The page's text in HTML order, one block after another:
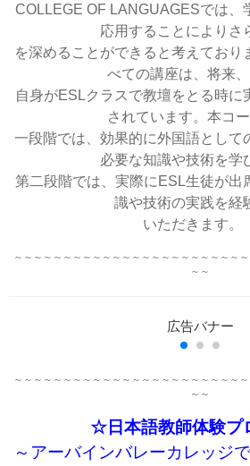
COLLEGE OF LANGUAGESでは、
応用することによりさ
を深めることができると考えており
べての講座は、将来
自身がESLクラスで教壇をとる時に
されています。本コ
一段階では、効果的に外国語として
必要な知識や技術を学
第二段階では、実際にESL生徒が出
識や技術の実践を経
いただきます。
～～～～～～～～～～～～～～～～～～～～～～～
～～
～～～～～～～～～～～～～～～～～～～～～～～
～～
☆日本語教師体験プ
～アーバインバレーカレッジ